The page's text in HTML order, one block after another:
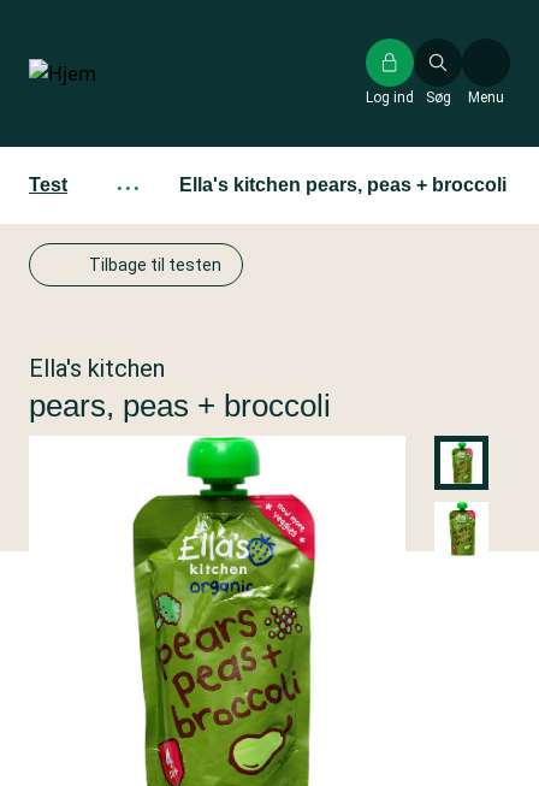
hovedindhold
Søg
Log ind Menu
Test ··· Ella's kitchen pears, peas + broccoli
Tilbage til testen
Ella's kitchen
pears, peas + broccoli